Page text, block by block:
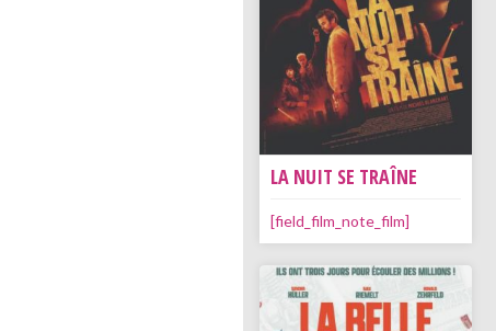
LA NUIT SE TRAÎNE
[field_film_note_film]